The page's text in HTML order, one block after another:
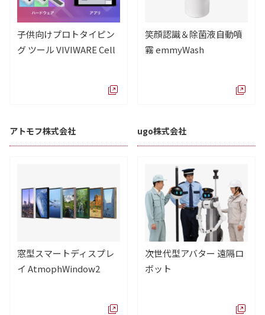
子供向けプロトタイピン
グ ツール VIVIWARE Cell
笑顔認識＆除菌液自動噴
霧 emmyWash
アトモフ株式会社
窓型スマートディスプレ
イ AtmophWindow2
ugo株式会社
次世代型アバター 遠隔ロ
ボット